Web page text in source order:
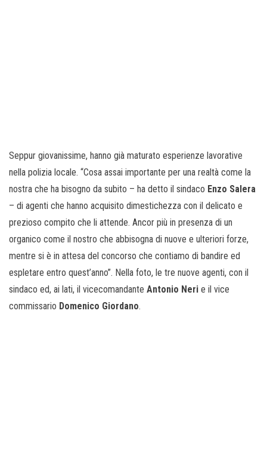
Seppur giovanissime, hanno già maturato esperienze lavorative
nella polizia locale. “Cosa assai importante per una realtà come la
nostra che ha bisogno da subito – ha detto il sindaco Enzo Salera
– di agenti che hanno acquisito dimestichezza con il delicato e
prezioso compito che li attende. Ancor più in presenza di un
organico come il nostro che abbisogna di nuove e ulteriori forze,
mentre si è in attesa del concorso che contiamo di bandire ed
espletare entro quest’anno”. Nella foto, le tre nuove agenti, con il
sindaco ed, ai lati, il vicecomandante Antonio Neri e il vice
commissario Domenico Giordano.